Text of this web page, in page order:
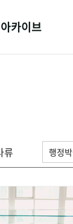
카이브
기록물
류